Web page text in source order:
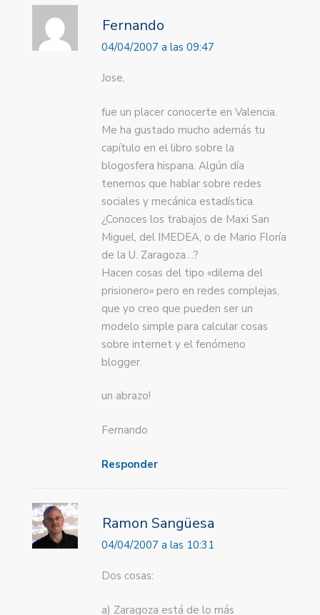
Fernando
04/04/2007 a las 09:47
Jose,
fue un placer conocerte en Valencia.
Me ha gustado mucho además tu
capítulo en el libro sobre la
blogosfera hispana. Algún día
tenemos que hablar sobre redes
sociales y mecánica estadística.
¿Conoces los trabajos de Maxi San
Miguel, del IMEDEA, o de Mario Floría
de la U. Zaragoza…?
Hacen cosas del tipo «dilema del
prisionero» pero en redes complejas,
que yo creo que pueden ser un
modelo simple para calcular cosas
sobre internet y el fenómeno
blogger.
un abrazo!
Fernando
Responder
Ramon Sangüesa
04/04/2007 a las 10:31
Dos cosas:
a) Zaragoza está de lo más